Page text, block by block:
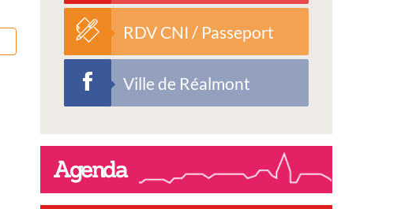
RDV CNI / Passeport
Ville de Réalmont
Agenda